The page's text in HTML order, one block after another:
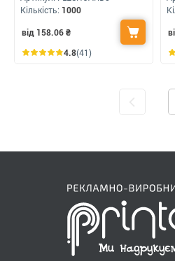
Кількість: 1000
від 158.06₴
4.8(41)